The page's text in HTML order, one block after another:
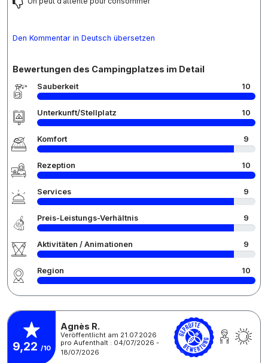
Den Kommentar in Deutsch übersetzen
Bewertungen des Campingplatzes im Detail
Sauberkeit 10
Unterkunft/Stellplatz 10
Komfort 9
Rezeption 10
Services 9
Preis-Leistungs-Verhältnis 9
Aktivitäten / Animationen 9
Region 10
9,22 /10
Agnès R.
Veröffentlicht am 21.07.2026
pro Aufenthalt : 04/07/2026 -
18/07/2026